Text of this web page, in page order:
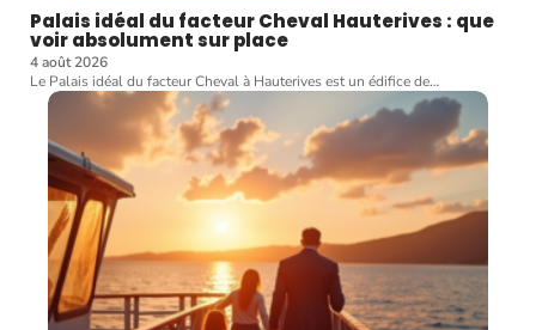
Palais idéal du facteur Cheval Hauterives : que
voir absolument sur place
4 août 2026
Le Palais idéal du facteur Cheval à Hauterives est un édifice de…